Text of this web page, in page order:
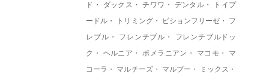
ド ・ ダックス ・チワワ ・ デンタル ・
トイプ
ードル ・ トリミング・ ビションフリーゼ ・ フ
レブル ・ フレンチブル ・
フレンチブルドッ
ク ・ ヘルニア ・ポメラニアン ・ マコモ ・ マ
コーラ ・ マルチーズ・ マルプー ・ ミックス ・